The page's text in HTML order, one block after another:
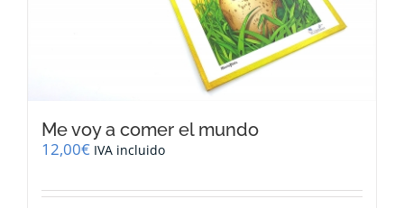
Me voy a comer el mundo
12,00€ IVA incluido